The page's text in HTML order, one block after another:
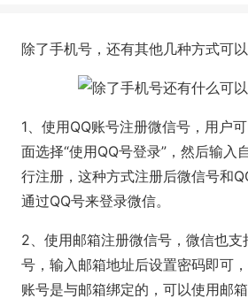
除了手机号，还有其他几种方式可
1、使用QQ账号注册微信号，用户
面选择“使用QQ号登录”，然后输入
行注册，这种方式注册后微信号和
通过QQ号来登录微信。
2、使用邮箱注册微信号，微信也支
号，输入邮箱地址后设置密码即可
账号是与邮箱绑定的，可以使用邮